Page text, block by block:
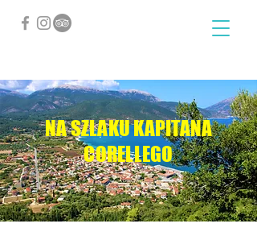
NA SZLAKU KAPITANA
CORELLEGO